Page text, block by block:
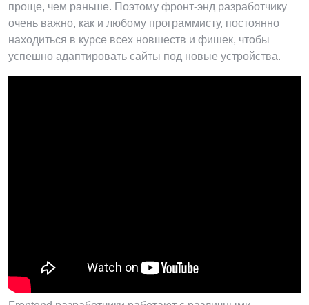
проще, чем раньше. Поэтому фронт-энд разработчику
очень важно, как и любому программисту, постоянно
находиться в курсе всех новшеств и фишек, чтобы
успешно адаптировать сайты под новые устройства.